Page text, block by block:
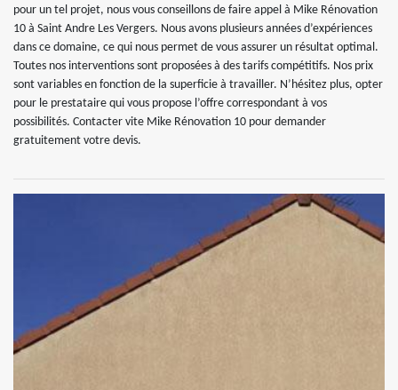
pour un tel projet, nous vous conseillons de faire appel à Mike Rénovation
10 à Saint Andre Les Vergers. Nous avons plusieurs années d’expériences
dans ce domaine, ce qui nous permet de vous assurer un résultat optimal.
Toutes nos interventions sont proposées à des tarifs compétitifs. Nos prix
sont variables en fonction de la superficie à travailler. N’hésitez plus, opter
pour le prestataire qui vous propose l’offre correspondant à vos
possibilités. Contacter vite Mike Rénovation 10 pour demander
gratuitement votre devis.